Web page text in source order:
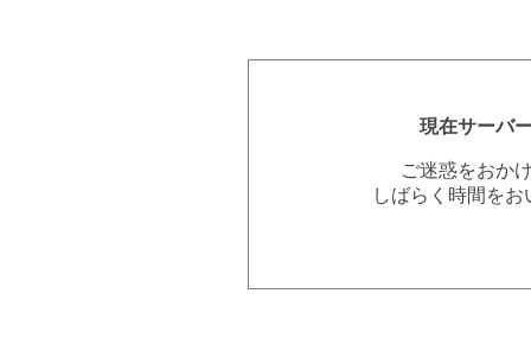
現在サーバ
ご迷惑をおか
しばらく時間を